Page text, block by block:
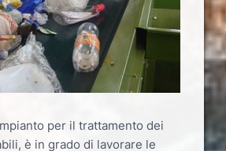
per il trattamento dei
è in grado di lavorare le